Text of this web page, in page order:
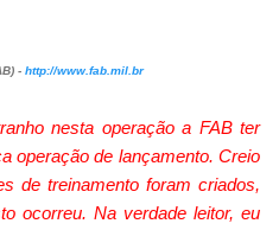
- http://www.fab.mil.br
nesta operação a FAB ter
operação de lançamento. Creio
de treinamento foram criados,
ocorreu. Na verdade leitor, eu